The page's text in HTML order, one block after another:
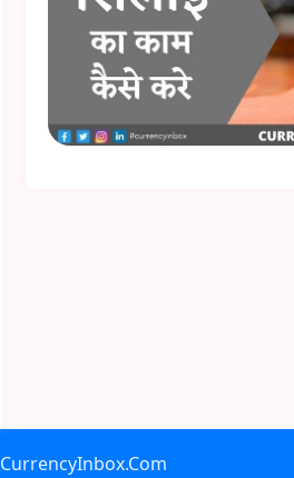
CurrencyInbox.Com